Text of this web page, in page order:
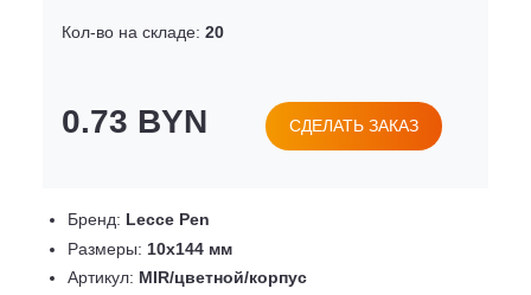
Кол-во на складе: 20
0.73 BYN СДЕЛАТЬ ЗАКАЗ
Бренд: Lecce Pen
Размеры: 10х144 мм
Артикул: MIR/цветной/корпус